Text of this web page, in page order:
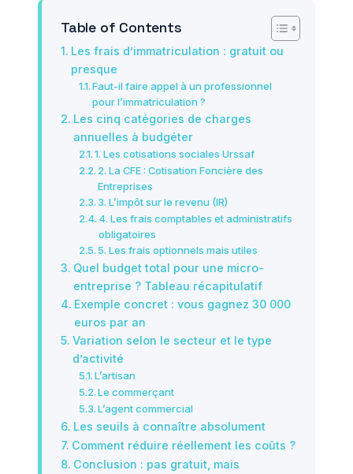
Table of Contents
Les frais d’immatriculation : gratuit ou
presque
Faut-il faire appel à un professionnel
pour l’immatriculation ?
Les cinq catégories de charges
annuelles à budgéter
1. Les cotisations sociales Urssaf
2. La CFE : Cotisation Foncière des
Entreprises
3. L’impôt sur le revenu (IR)
4. Les frais comptables et administratifs
obligatoires
5. Les frais optionnels mais utiles
Quel budget total pour une micro-
entreprise ? Tableau récapitulatif
Exemple concret : vous gagnez 30 000
euros par an
Variation selon le secteur et le type
d’activité
L’artisan
Le commerçant
L’agent commercial
Les seuils à connaître absolument
Comment réduire réellement les coûts ?
Conclusion : pas gratuit, mais